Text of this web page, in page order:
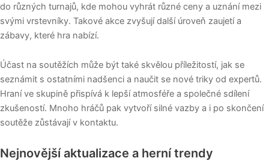
do různých turnajů, kde mohou vyhrát různé ceny a uznání mezi
svými vrstevníky. Takové akce zvyšují další úroveň zaujetí a
zábavy, které hra nabízí.
Účast na soutěžích může být také skvělou příležitostí, jak se
seznámit s ostatními nadšenci a naučit se nové triky od expertů.
Hraní ve skupině přispívá k lepší atmosféře a společné sdílení
zkušeností. Mnoho hráčů pak vytvoří silné vazby a i po skončení
soutěže zůstávají v kontaktu.
Nejnovější aktualizace a herní trendy